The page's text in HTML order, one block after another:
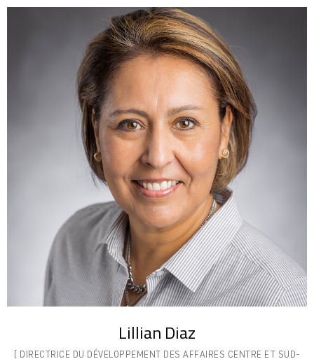
Lillian Diaz
[ DIRECTRICE DU DÉVELOPPEMENT DES AFFAIRES CENTRE ET SUD-